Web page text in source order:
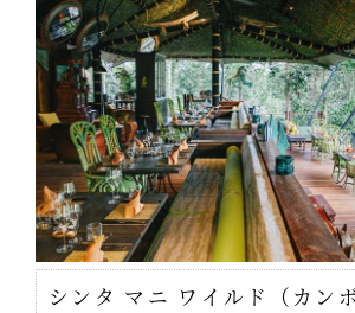
シンタ マニ ワイルド（カン